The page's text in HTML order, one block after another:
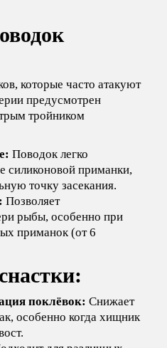
которые часто атакуют
предусмотрен
тройником
Поводок легко
силиконовой приманки,
точку засекания.
Позволяет
рыбы, особенно при
приманок (от 6
поклёвок: Снижает
особенно когда хищник